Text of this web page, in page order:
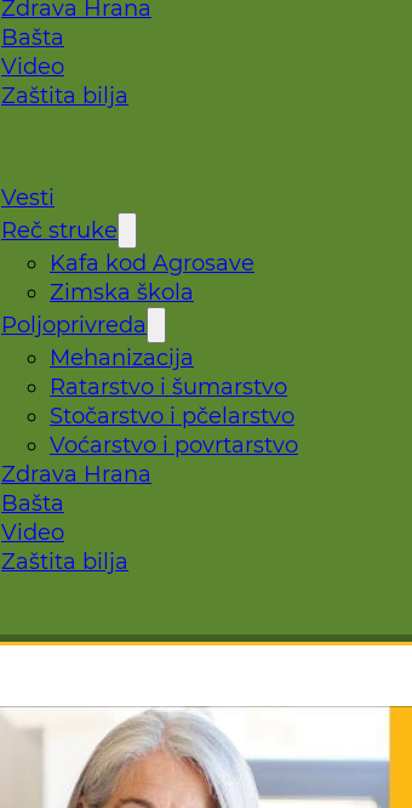
Zdrava Hrana
Bašta
Video
Zaštita bilja
Vesti
Reč struke
Kafa kod Agrosave
Zimska škola
Poljoprivreda
Mehanizacija
Ratarstvo i šumarstvo
Stočarstvo i pčelarstvo
Voćarstvo i povrtarstvo
Zdrava Hrana
Bašta
Video
Zaštita bilja